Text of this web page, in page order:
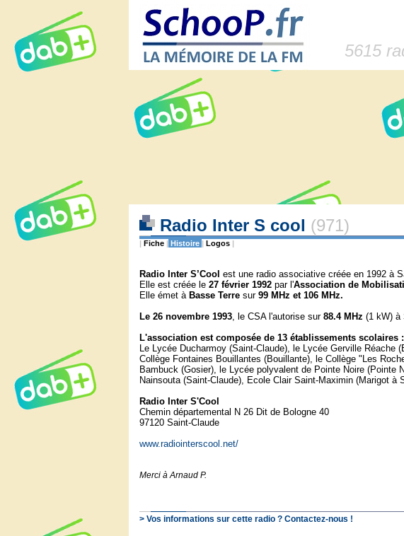
5615
Radio Inter S cool (971)
| Fiche | Histoire | Logos |
Radio Inter S’Cool est une radio associative créée en 1992 à
Elle est créée le 27 février 1992 par l'Association de
Elle émet àBasse Terre sur99 MHz et 106 MHz.
Le 26 novembre 1993, le CSA l'autorise sur88.4 MHz (1 kW) à
L'association est composée de 13 établissements scolaires :
Le Lycée Ducharmoy (Saint-Claude), le Lycée Gerville Réache
Collège Fontaines Bouillantes (Bouillante), le Collège "Les
Bambuck (Gosier), le Lycée polyvalent de Pointe Noire
Nainsouta (Saint-Claude), Ecole Clair Saint-Maximin (Marigot à
Radio Inter S'Cool
Chemin départemental N 26 Dit de Bologne 40
97120 Saint-Claude
www.radiointerscool.net/
Merci à Arnaud P.
> Vos informations sur cette radio ? Contactez-nous !